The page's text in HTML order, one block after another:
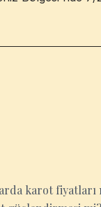
karot fiyatları